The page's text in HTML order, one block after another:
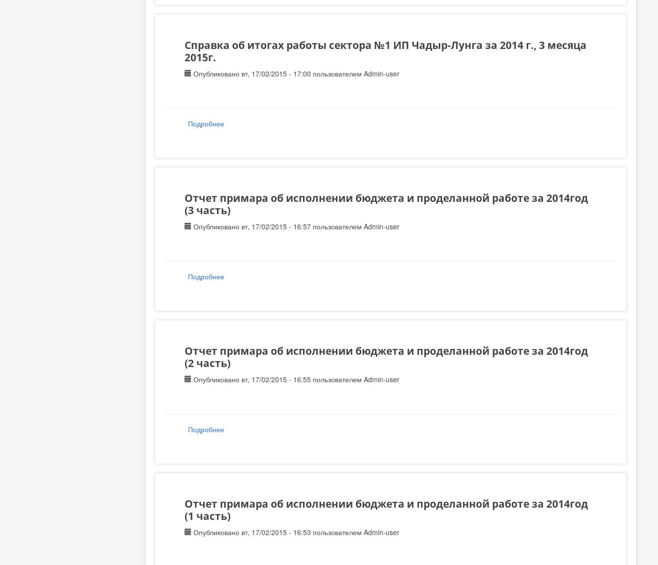
Справка об итогах работы сектора №1 ИП Чадыр-Лунга за 2014 г., 3 месяца
2015г.
Опубликовано вт, 17/02/2015 - 17:00 пользователемAdmin-user
Подробнее
Отчет примара об исполнении бюджета и проделанной работе за 2014год
(3 часть)
Опубликовано вт, 17/02/2015 - 16:57 пользователемAdmin-user
Подробнее
Отчет примара об исполнении бюджета и проделанной работе за 2014год
(2 часть)
Опубликовано вт, 17/02/2015 - 16:55 пользователемAdmin-user
Подробнее
Отчет примара об исполнении бюджета и проделанной работе за 2014год
(1 часть)
Опубликовано вт, 17/02/2015 - 16:53 пользователемAdmin-user